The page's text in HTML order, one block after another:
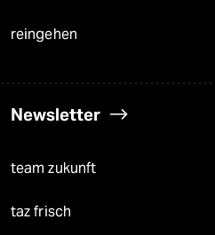
reingehen
Newsletter
team zukunft
taz frisch